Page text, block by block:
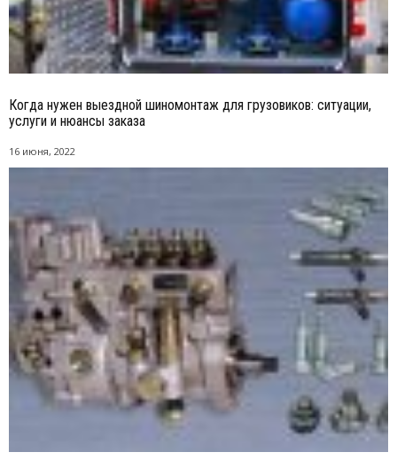
Когда нужен выездной шиномонтаж для грузовиков: ситуации,
услуги и нюансы заказа
16 июня, 2022